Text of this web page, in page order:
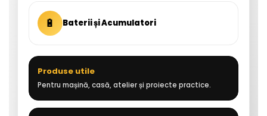
🔋 Baterii și Acumulatori
Produse utile
Pentru mașină, casă, atelier și proiecte practice.